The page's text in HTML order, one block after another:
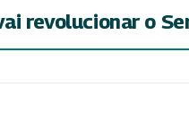
revolucionar o